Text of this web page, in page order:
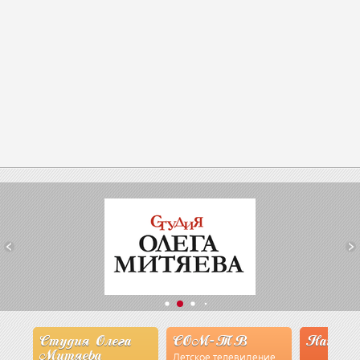
Студия Олега
Митяева
СОМ-ТВ Наши